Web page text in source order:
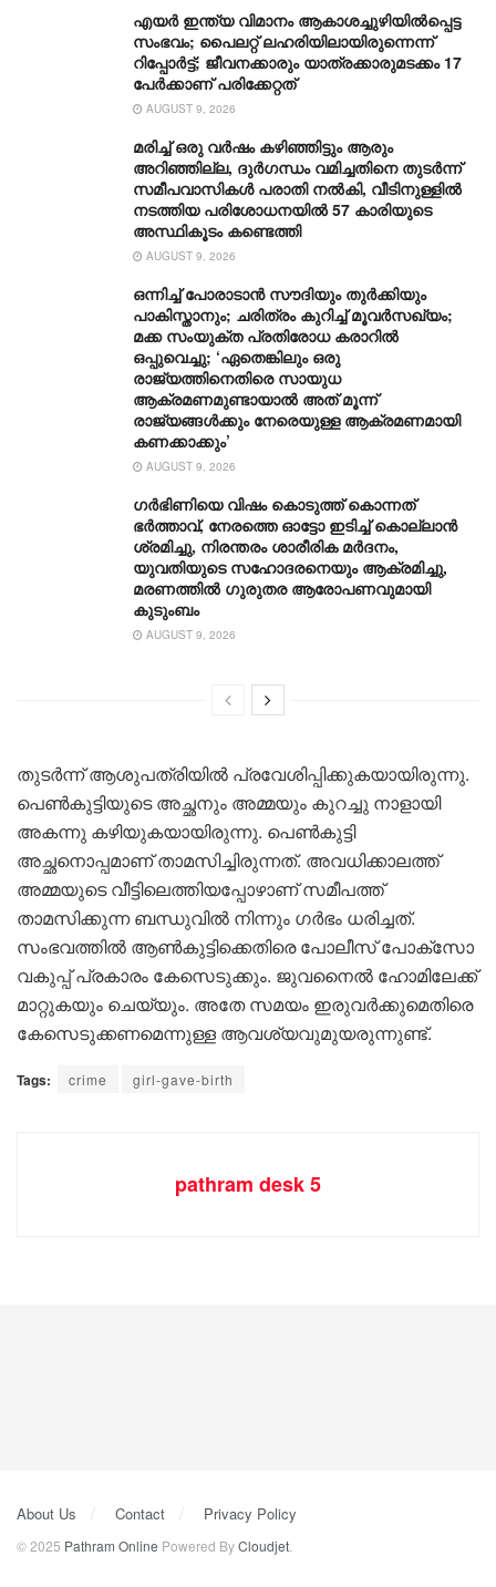
എയർ ഇന്ത്യ വിമാനം ആകാശച്ചുഴിയിൽപ്പെട്ട
സംഭവം; പൈലറ്റ് ലഹരിയിലായിരുന്നെന്ന്
റിപ്പോർട്ട്; ജീവനക്കാരും യാത്രക്കാരുമടക്കം 17
പേർക്കാണ് പരിക്കേറ്റത്
AUGUST 9, 2026
മരിച്ച് ഒരു വര്‍ഷം കഴിഞ്ഞിട്ടും ആരും
അറിഞ്ഞില്ല, ദുര്‍ഗന്ധം വമിച്ചതിനെ തുടര്‍ന്ന്
സമീപവാസികള്‍ പരാതി നല്‍കി, വീടിനുള്ളില്‍
നടത്തിയ പരിശോധനയില്‍ 57 കാരിയുടെ
അസ്ഥികൂടം കണ്ടെത്തി
AUGUST 9, 2026
ഒന്നിച്ച് പോരാടാൻ സൗദിയും തുർക്കിയും
പാകിസ്താനും; ചരിത്രം കുറിച്ച് മൂവർസഖ്യം;
മക്ക സംയുക്ത പ്രതിരോധ കരാറിൽ
ഒപ്പുവെച്ചു; ‘ഏതെങ്കിലും ഒരു
രാജ്യത്തിനെതിരെ സായുധ
ആക്രമണമുണ്ടായാൽ അത് മൂന്ന്
രാജ്യങ്ങൾക്കും നേരെയുള്ള ആക്രമണമായി
കണക്കാക്കും’
AUGUST 9, 2026
ഗര്‍ഭിണിയെ വിഷം കൊടുത്ത് കൊന്നത്
ഭര്‍ത്താവ്, നേരത്തെ ഓട്ടോ ഇടിച്ച് കൊല്ലാന്‍
ശ്രമിച്ചു, നിരന്തരം ശാരീരിക മര്‍ദനം,
യുവതിയുടെ സഹോദരനെയും ആക്രമിച്ചു,
മരണത്തില്‍ ഗുരുതര ആരോപണവുമായി
കുടുംബം
AUGUST 9, 2026
തുടർന്ന് ആശുപത്രിയിൽ പ്രവേശിപ്പിക്കുകയായിരുന്നു.
പെൺകുട്ടിയുടെ അച്ഛനും അമ്മയും കുറച്ചു നാളായി
അകന്നു കഴിയുകയായിരുന്നു. പെൺകുട്ടി
അച്ഛനൊപ്പമാണ് താമസിച്ചിരുന്നത്. അവധിക്കാലത്ത്
അമ്മയുടെ വീട്ടിലെത്തിയപ്പോഴാണ് സമീപത്ത്
താമസിക്കുന്ന ബന്ധുവിൽ നിന്നും ഗർഭം ധരിച്ചത്.
സംഭവത്തിൽ ആൺകുട്ടിക്കെതിരെ പോലീസ് പോക്സോ
വകുപ്പ് പ്രകാരം കേസെടുക്കും. ജുവനൈൽ ഹോമിലേക്ക്
മാറ്റുകയും ചെയ്യും. അതേ സമയം ഇരുവർക്കുമെതിരെ
കേസെടുക്കണമെന്നുള്ള ആവശ്യവുമുയരുന്നുണ്ട്.
Tags: crime girl-gave-birth
pathram desk 5
About Us Contact Privacy Policy
© 2025 Pathram Online Powered ByCloudjet